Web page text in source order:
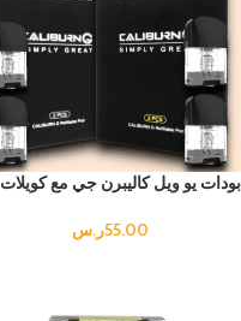
بودات یو ویل كاليبرن جي مع كويلات
55.00ر.س